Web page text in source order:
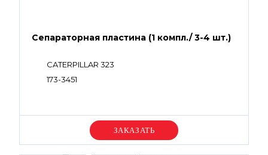
Сепараторная пластина (1 компл./ 3-4 шт.)
CATERPILLAR 323
173-3451
Уточняйте цену